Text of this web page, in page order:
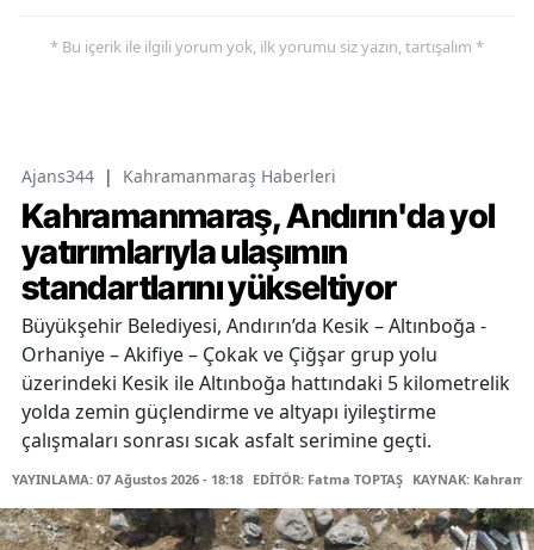
* Bu içerik ile ilgili yorum yok, ilk yorumu siz yazın, tartışalım *
Ajans344 | Kahramanmaraş Haberleri
Kahramanmaraş, Andırın'da yol
yatırımlarıyla ulaşımın
standartlarını yükseltiyor
Büyükşehir Belediyesi, Andırın’da Kesik – Altınboğa -
Orhaniye – Akifiye – Çokak ve Çiğşar grup yolu
üzerindeki Kesik ile Altınboğa hattındaki 5 kilometrelik
yolda zemin güçlendirme ve altyapı iyileştirme
çalışmaları sonrası sıcak asfalt serimine geçti.
YAYINLAMA: 07 Ağustos 2026 - 18:18 EDİTÖR: Fatma TOPTAŞ KAYNAK: